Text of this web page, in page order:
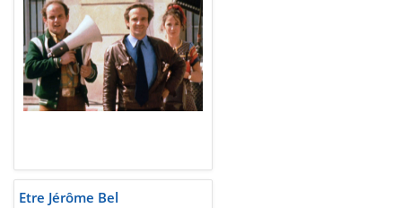
Etre Jérôme Bel